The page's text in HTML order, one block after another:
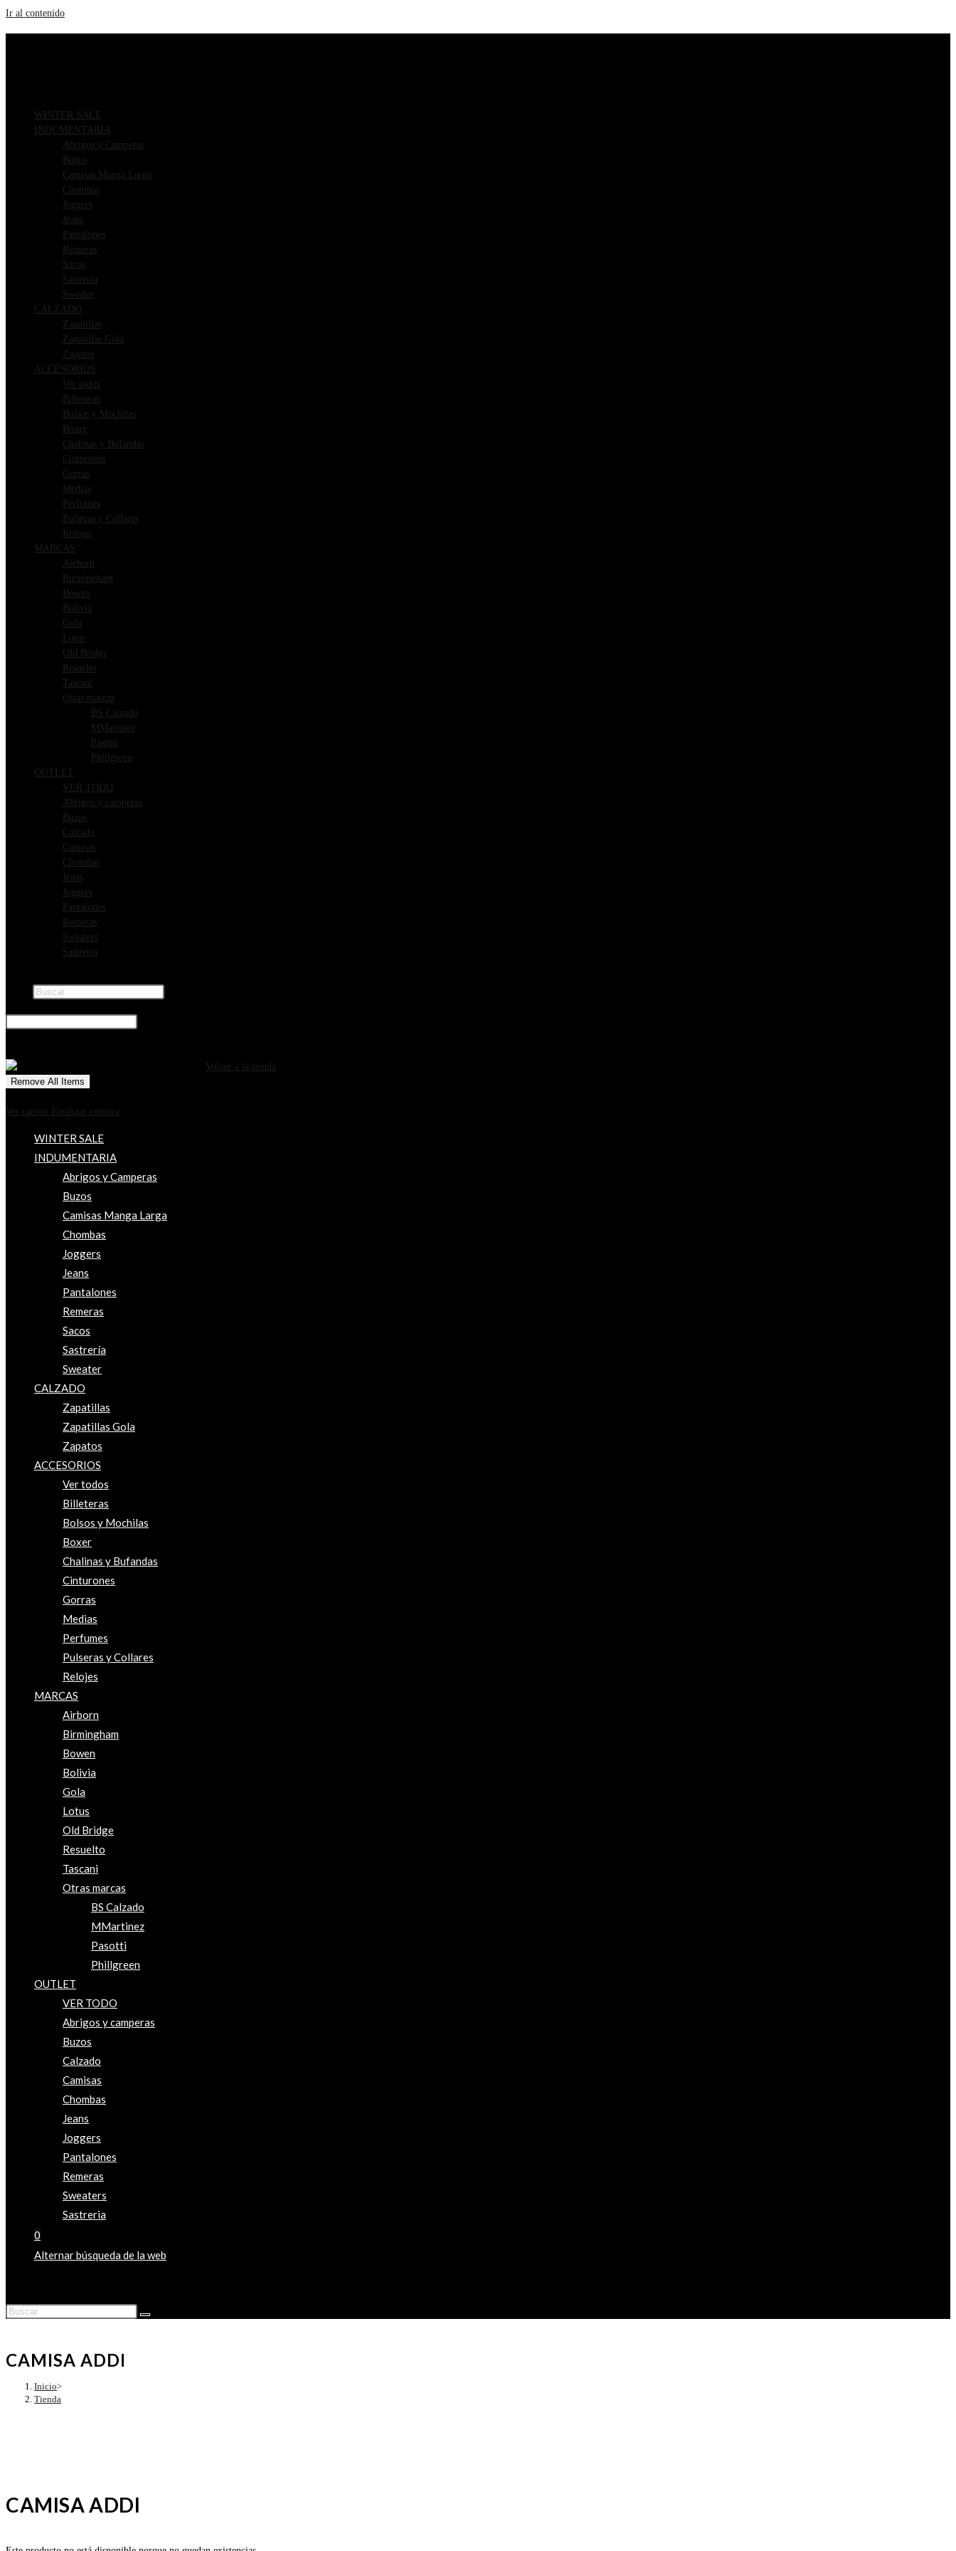
Ir al contenido
WINTER SALE
INDUMENTARIA
Abrigos y Camperas
Buzos
Camisas Manga Larga
Chombas
Joggers
Jeans
Pantalones
Remeras
Sacos
Sastrería
Sweater
CALZADO
Zapatillas
Zapatillas Gola
Zapatos
ACCESORIOS
Ver todos
Billeteras
Bolsos y Mochilas
Boxer
Chalinas y Bufandas
Cinturones
Gorras
Medias
Perfumes
Pulseras y Collares
Relojes
MARCAS
Airborn
Birmingham
Bowen
Bolivia
Gola
Lotus
Old Bridge
Resuelto
Tascani
Otras marcas
BS Calzado
MMartinez
Pasotti
Phillgreen
OUTLET
VER TODO
Abrigos y camperas
Buzos
Calzado
Camisas
Chombas
Jeans
Joggers
Pantalones
Remeras
Sweaters
Sastreria
Volver a la tienda
Remove All Items
Ver carrito
Finalizar compra
WINTER SALE
INDUMENTARIA
Abrigos y Camperas
Buzos
Camisas Manga Larga
Chombas
Joggers
Jeans
Pantalones
Remeras
Sacos
Sastrería
Sweater
CALZADO
Zapatillas
Zapatillas Gola
Zapatos
ACCESORIOS
Ver todos
Billeteras
Bolsos y Mochilas
Boxer
Chalinas y Bufandas
Cinturones
Gorras
Medias
Perfumes
Pulseras y Collares
Relojes
MARCAS
Airborn
Birmingham
Bowen
Bolivia
Gola
Lotus
Old Bridge
Resuelto
Tascani
Otras marcas
BS Calzado
MMartinez
Pasotti
Phillgreen
OUTLET
VER TODO
Abrigos y camperas
Buzos
Calzado
Camisas
Chombas
Jeans
Joggers
Pantalones
Remeras
Sweaters
Sastreria
0
Alternar búsqueda de la web
CAMISA ADDI
Inicio>
Tienda
CAMISA ADDI